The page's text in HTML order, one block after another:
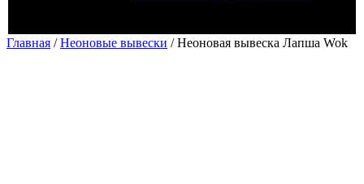
Главная /Неоновые вывески / Неоновая вывеска Лапша Wok